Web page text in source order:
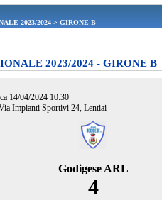
2023/2024> GIRONE B
2023/2024 - GIRONE B
14/04/2024 10:30
Impianti Sportivi 24, Lentiai
Godigese ARL
4